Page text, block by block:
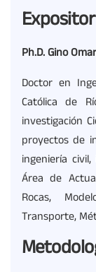
Expositor
Ph.D. Gino
Doctor en
Católica de
investigación
proyectos de
ingeniería
Área de
Rocas,
Transporte,